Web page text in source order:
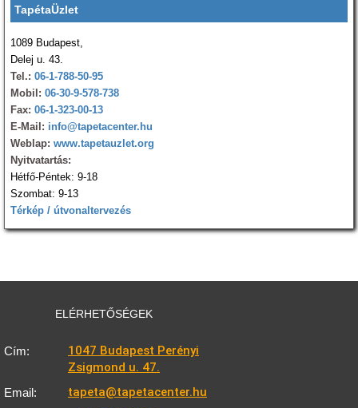
TapétaÜzlet
1089 Budapest,
Delej u. 43.
Tel.: 06-1-788-50-95
Mobil: 06-30-9-578-738
Fax: 06-1-323-00-13
E-Mail: info@tapetacenter.hu
Weblap: www.tapetauzlet.org
Nyitvatartás:
Hétfő-Péntek: 9-18
Szombat: 9-13
Térkép / útvonaltervezés
ELÉRHETŐSÉGEK
Cím:
1047 Budapest Perényi
Zsigmond u. 47.
Email: tapeta@tapetacenter.hu